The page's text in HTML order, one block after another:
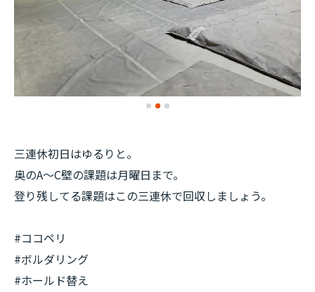
三連休初日はゆるりと。
奥のA〜C壁の課題は月曜日まで。
登り残してる課題はこの三連休で回収しましょう。
#ココペリ
#ボルダリング
#ホールド替え